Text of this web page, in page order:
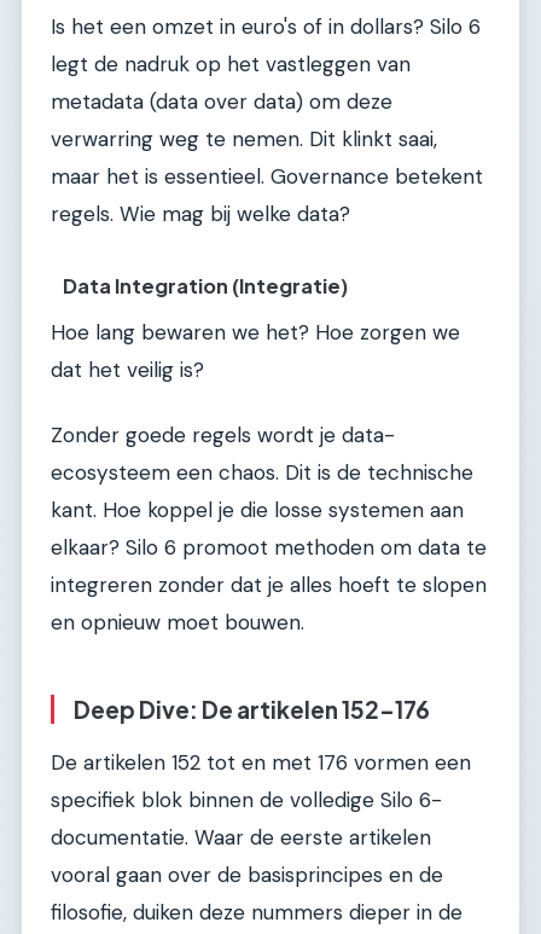
Is het een omzet in euro's of in dollars? Silo 6
legt de nadruk op het vastleggen van
metadata (data over data) om deze
verwarring weg te nemen. Dit klinkt saai,
maar het is essentieel. Governance betekent
regels. Wie mag bij welke data?
Data Integration (Integratie)
Hoe lang bewaren we het? Hoe zorgen we
dat het veilig is?
Zonder goede regels wordt je data-
ecosysteem een chaos. Dit is de technische
kant. Hoe koppel je die losse systemen aan
elkaar? Silo 6 promoot methoden om data te
integreren zonder dat je alles hoeft te slopen
en opnieuw moet bouwen.
Deep Dive: De artikelen 152-176
De artikelen 152 tot en met 176 vormen een
specifiek blok binnen de volledige Silo 6-
documentatie. Waar de eerste artikelen
vooral gaan over de basisprincipes en de
filosofie, duiken deze nummers dieper in de